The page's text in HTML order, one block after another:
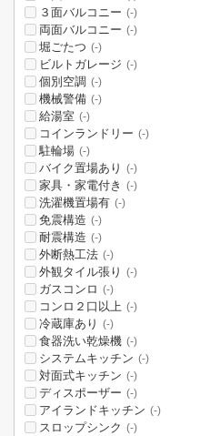
３面バルコニー (-)
両面バルコニー (-)
堀ごたつ (-)
ビルトガレージ (-)
個別空調 (-)
機械警備 (-)
給湯室 (-)
コインランドリー (-)
駐輪場 (-)
バイク置場あり (-)
家具・家電付き (-)
洗濯機置場有 (-)
免震構造 (-)
耐震構造 (-)
外断熱工法 (-)
外観タイル張り (-)
ガスコンロ (-)
コンロ２口以上 (-)
冷蔵庫あり (-)
食器洗い乾燥機 (-)
システムキッチン (-)
対面式キッチン (-)
ディスポーザー (-)
アイランドキッチン (-)
スロップシンク (-)